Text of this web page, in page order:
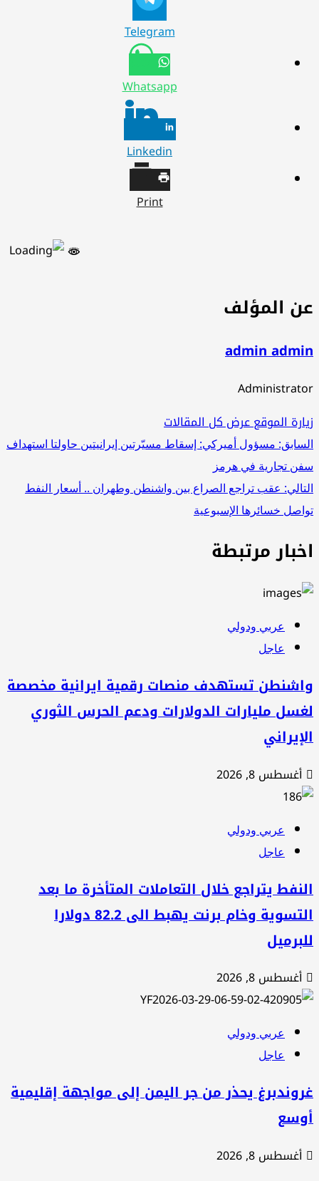
Telegram
Whatsapp
Linkedin
Print
المؤلف
admin
الموقععرض كل المقالات
مسؤول أميركي: إسقاط مسيّرتين إيرانيتين حاولتا استهداف
تجارية في هرمز
عقب تراجع الصراع بين واشنطن وطهران .. أسعار النفط
خسائرها الإسبوعية
مرتبطة
عربي ودولي
عاجل
تستهدف منصات رقمية ايرانية مخصصة
مليارات الدولارات ودعم الحرس الثوري
أغسطس 8, 2026
عربي ودولي
عاجل
يتراجع خلال التعاملات المتأخرة ما بعد
التسوية وخام برنت يهبط الى 82.2 دولارا
أغسطس 8, 2026
عربي ودولي
عاجل
يحذر من جر اليمن إلى مواجهة إقليمية
أغسطس 8, 2026